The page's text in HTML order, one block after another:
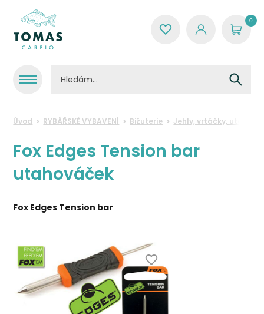
0
Úvod RYBÁŘSKÉ VYBAVENÍ Bižuterie Jehly, vrtáčky,
Fox Edges Tension bar
utahováček
Fox Edges Tension bar